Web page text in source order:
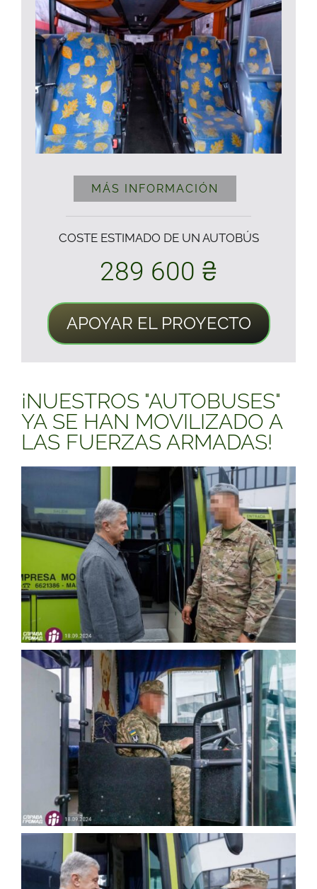
MÁS INFORMACIÓN
COSTE ESTIMADO DE UN AUTOBÚS
289 600 ₴
APOYAR EL PROYECTO
¡NUESTROS "AUTOBUSES"
YA SE HAN MOVILIZADO A
LAS FUERZAS ARMADAS!